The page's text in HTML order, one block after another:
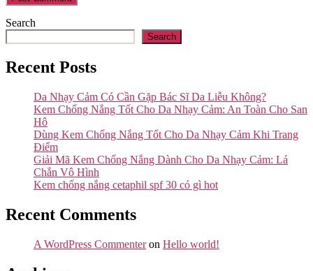
Search
Search
Recent Posts
Da Nhạy Cảm Có Cần Gặp Bác Sĩ Da Liễu Không?
Kem Chống Nắng Tốt Cho Da Nhạy Cảm: An Toàn Cho San
Hô
Dùng Kem Chống Nắng Tốt Cho Da Nhạy Cảm Khi Trang
Điểm
Giải Mã Kem Chống Nắng Dành Cho Da Nhạy Cảm: Lá
Chắn Vô Hình
Kem chống nắng cetaphil spf 30 có gì hot
Recent Comments
A WordPress Commenteron Hello world!